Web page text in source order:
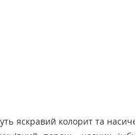
яскравий колорит та